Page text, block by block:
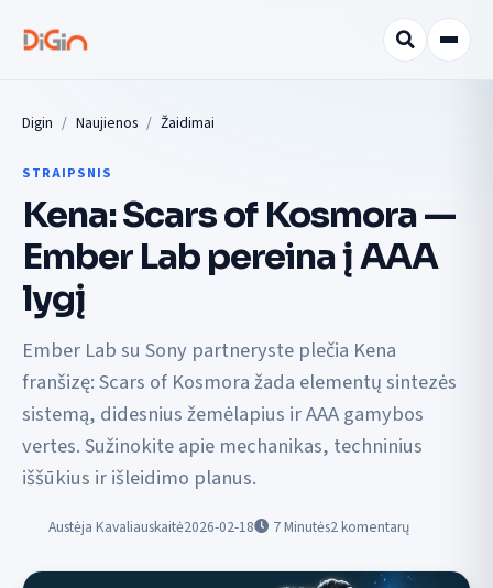
Digin Naujienos Žaidimai
STRAIPSNIS
Kena: Scars of Kosmora —
Ember Lab pereina į AAA
lygį
Ember Lab su Sony partneryste plečia Kena
franšizę: Scars of Kosmora žada elementų sintezės
sistemą, didesnius žemėlapius ir AAA gamybos
vertes. Sužinokite apie mechanikas, techninius
iššūkius ir išleidimo planus.
Austėja Kavaliauskaitė2026-02-18 7Minutės2 komentarų